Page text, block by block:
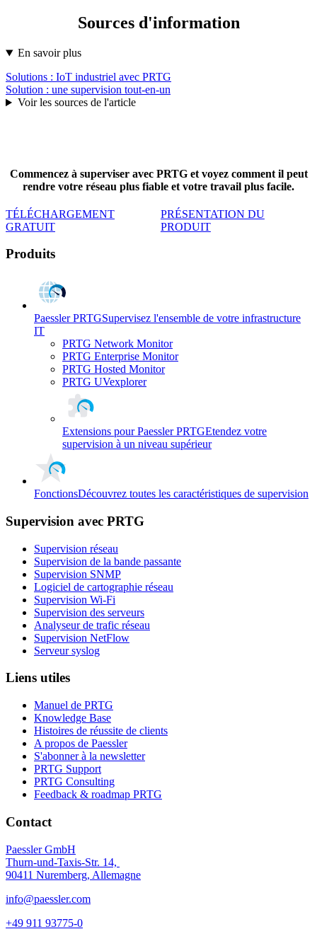
Sources d'information
En savoir plus
Solutions : IoT industriel avec PRTG
Solution : une supervision tout-en-un
Voir les sources de l'article
Commencez à superviser avec PRTG et voyez comment il peut
rendre votre réseau plus fiable et votre travail plus facile.
TÉLÉCHARGEMENT
GRATUIT
PRÉSENTATION DU
PRODUIT
Produits
Paessler PRTGSupervisez l'ensemble de votre infrastructure
IT
PRTG Network Monitor
PRTG Enterprise Monitor
PRTG Hosted Monitor
PRTG UVexplorer
Extensions pour Paessler PRTGEtendez votre
supervision à un niveau supérieur
FonctionsDécouvrez toutes les caractéristiques de supervision
Supervision avec PRTG
Supervision réseau
Supervision de la bande passante
Supervision SNMP
Logiciel de cartographie réseau
Supervision Wi-Fi
Supervision des serveurs
Analyseur de trafic réseau
Supervision NetFlow
Serveur syslog
Liens utiles
Manuel de PRTG
Knowledge Base
Histoires de réussite de clients
A propos de Paessler
S'abonner à la newsletter
PRTG Support
PRTG Consulting
Feedback & roadmap PRTG
Contact
Paessler GmbH
Thurn-und-Taxis-Str. 14,
90411 Nuremberg, Allemagne
info@paessler.com
+49 911 93775-0